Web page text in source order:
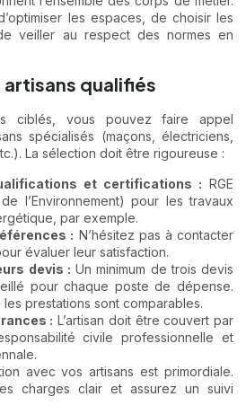
les espaces, de choisir les
veiller au respect des normes en
qualifiés
ciblés, vous pouvez faire appel
spécialisés (maçons, électriciens,
La sélection doit être rigoureuse :
et certifications : RGE
l’Environnement) pour les travaux
par exemple.
: N’hésitez pas à contacter
évaluer leur satisfaction.
devis : Un minimum de trois devis
pour chaque poste de dépense.
prestations sont comparables.
: L’artisan doit être couvert par
civile professionnelle et
avec vos artisans est primordiale.
charges clair et assurez un suivi